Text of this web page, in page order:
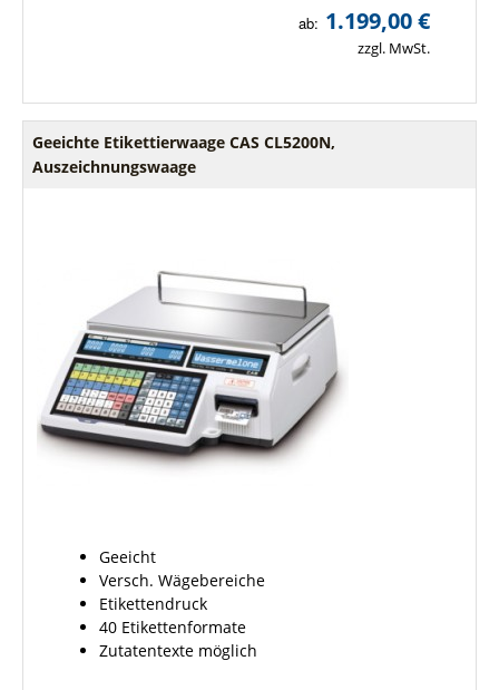
ab: 1.199,00 €
zzgl. MwSt.
Geeichte Etikettierwaage CAS CL5200N,
Auszeichnungswaage
Geeicht
Versch. Wägebereiche
Etikettendruck
40 Etikettenformate
Zutatentexte möglich